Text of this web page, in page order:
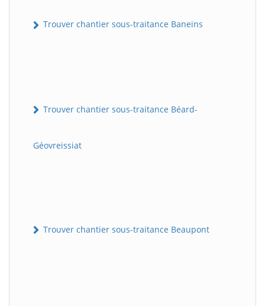
Trouver chantier sous-traitance Baneins
Trouver chantier sous-traitance Béard-
Géovreissiat
Trouver chantier sous-traitance Beaupont